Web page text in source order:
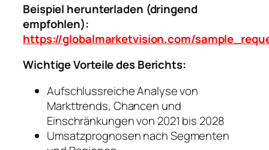
Beispiel herunterladen (dringend
empfohlen):
https://globalmarketvision.com/
Wichtige Vorteile des Berichts:
Aufschlussreiche Analyse von
Markttrends, Chancen und
Einschränkungen von 2021 bis 2028
Umsatzprognosen nach Segmenten